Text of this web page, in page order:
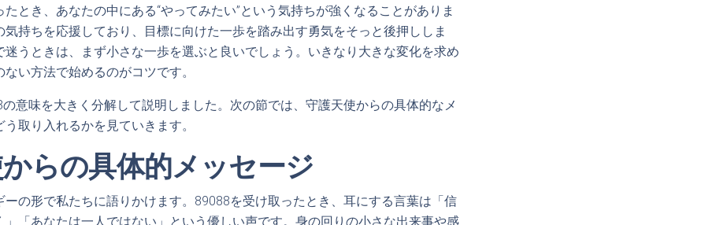
とき、あなたの中にある“やってみたい”という気持ちが強くなることがありま
持ちを応援しており、目標に向けた一歩を踏み出す勇気をそっと後押ししま
迷うときは、まず小さな一歩を選ぶと良いでしょう。いきなり大きな変化を求め
い方法で始めるのがコツです。
意味を大きく分解して説明しました。次の節では、守護天使からの具体的なメ
取り入れるかを見ていきます。
らの具体的メッセージ
ーの形で私たちに語りかけます。89088を受け取ったとき、耳にする言葉は「信
」「あなたは一人ではない」という優しい声です。身の回りの小さな出来事や感